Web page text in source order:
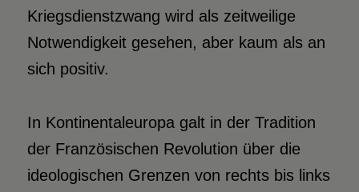
Kriegsdienstzwang wird als zeitweilige
Notwendigkeit gesehen, aber kaum als an
sich positiv.
In Kontinentaleuropa galt in der Tradition
der Französischen Revolution über die
ideologischen Grenzen von rechts bis links